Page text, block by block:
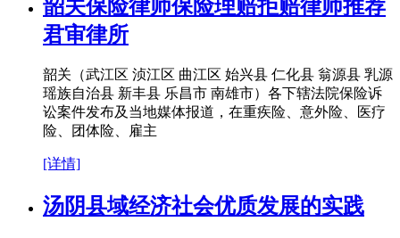
韶关保险律师保险理赔拒赔律师推荐
君审律所
韶关（武江区 浈江区 曲江区 始兴县 仁化县 翁源县 乳源
瑶族自治县 新丰县 乐昌市 南雄市）各下辖法院保险诉
讼案件发布及当地媒体报道，在重疾险、意外险、医疗
险、团体险、雇主
[详情]
汤阴县域经济社会优质发展的实践